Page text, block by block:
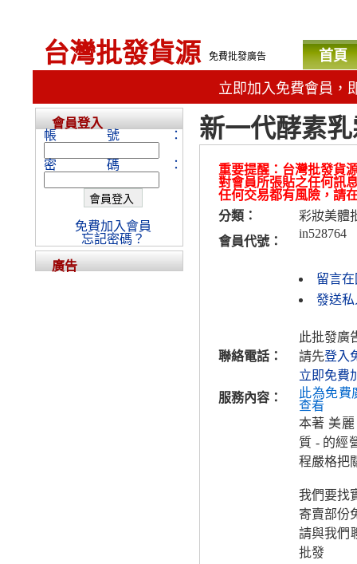
台灣批發貨源 免費批發廣告 首頁
立即加入免費會員，
新一代酵素
重要提醒：台灣批發貨
對會員所張貼之任何訊
任何交易都有風險，請
分類：
彩妝美體
會員代號：
in528764
留言
發送私
聯絡電話：
此批發廣
請先登入
立即免費
服務內容：
此為免費
查看
本著 美
質 - 的經
程嚴格把
我們要找
寄賣部份
請與我們
批發
會員登入
帳號：
密碼：
免費加入會員
忘記密碼？
廣告